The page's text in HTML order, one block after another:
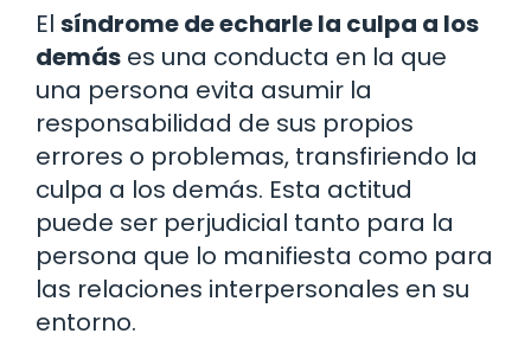
El síndrome de echarle la culpa a los
demás es una conducta en la que
una persona evita asumir la
responsabilidad de sus propios
errores o problemas, transfiriendo la
culpa a los demás. Esta actitud
puede ser perjudicial tanto para la
persona que lo manifiesta como para
las relaciones interpersonales en su
entorno.